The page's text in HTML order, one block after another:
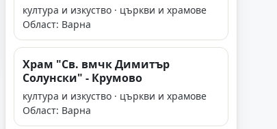
култура и изкуство · църкви и храмове
Област: Варна
Храм "Св. вмчк Димитър
Солунски" - Крумово
култура и изкуство · църкви и храмове
Област: Варна